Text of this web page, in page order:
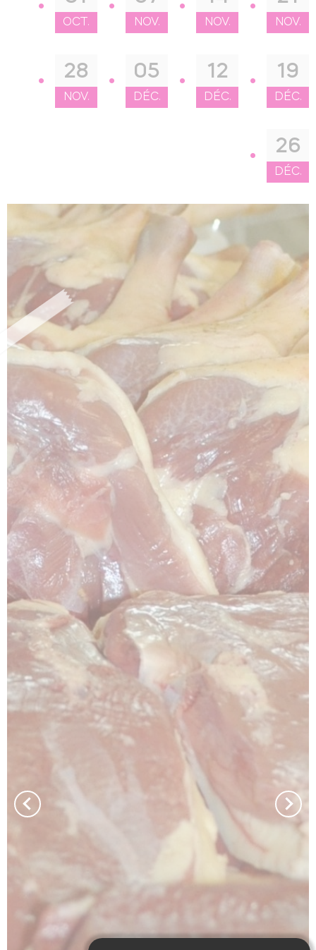
OCT. NOV. NOV. NOV.
28
NOV.
05
DÉC.
12
DÉC.
19
DÉC.
26
DÉC.